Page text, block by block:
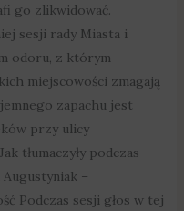
go zlikwidować.
sesji rady Miasta i
odoru, z którym
miejscowości zmagają
zapachu jest
przy ulicy
tłumaczyły podczas
–
Podczas sesji głos w tej